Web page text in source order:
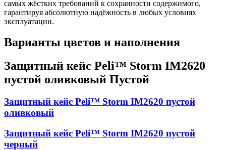
самых жёстких требований к сохранности содержимого,
гарантируя абсолютную надёжность в любых условиях
эксплуатации.
Варианты цветов и наполнения
Защитный кейс Peli™ Storm IM2620
пустой оливковый Пустой
Защитный кейс Peli™ Storm IM2620 пустой
оливковый
Защитный кейс Peli™ Storm IM2620 пустой
черный